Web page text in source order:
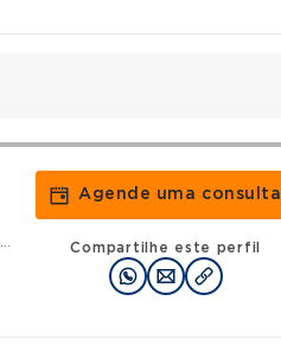
Agende uma consulta
Compartilhe este perfil